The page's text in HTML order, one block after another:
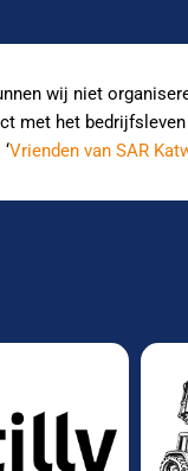
wij niet
met het
Vrienden van SAR